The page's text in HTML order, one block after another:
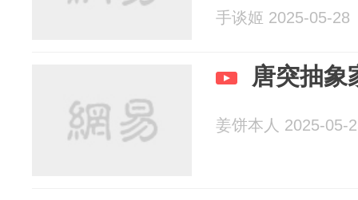
手谈姬 2025-05-28
唐突抽象
姜饼本人 2025-05-